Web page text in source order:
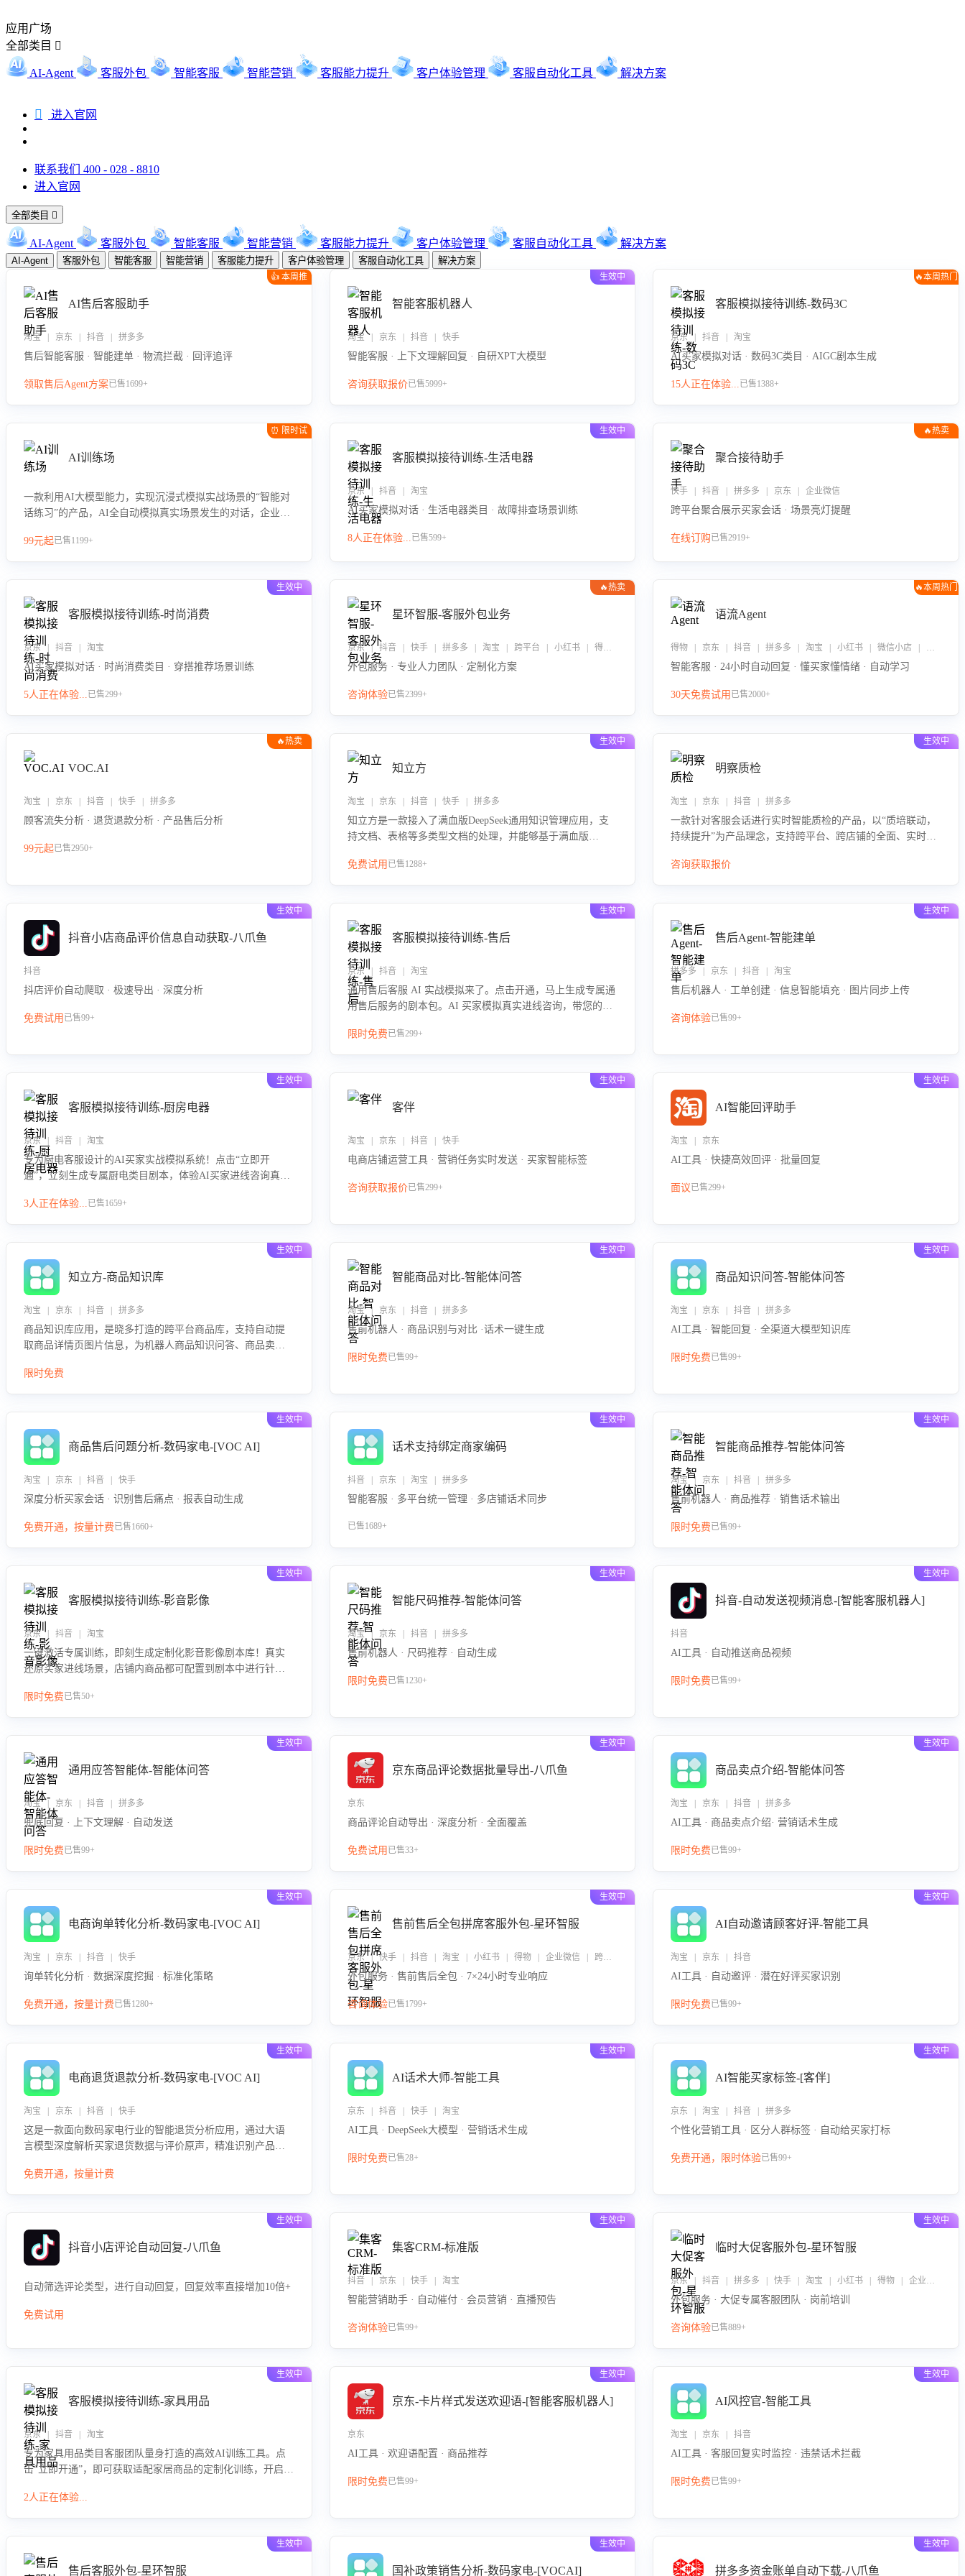
应用广场
全部类目 
AI-Agent 客服外包 智能客服 智能营销 客服能力提升 客户体验管理 客服自动化工具 解决方案
 进入官网
联系我们 400 - 028 - 8810
进入官网
全部类目 
AI-Agent 客服外包 智能客服 智能营销 客服能力提升 客户体验管理 客服自动化工具 解决方案
AI-Agent 客服外包 智能客服 智能营销 客服能力提升 客户体验管理 客服自动化工具 解决方案
👍 本周推
AI售后客服助手
淘宝 | 京东 | 抖音 | 拼多多
售后智能客服 · 智能建单 · 物流拦截 · 回评追评
领取售后Agent方案已售1699+
生效中
智能客服机器人
淘宝 | 京东 | 抖音 | 快手
智能客服 · 上下文理解回复 · 自研XPT大模型
咨询获取报价已售5999+
🔥本周热门
客服模拟接待训练-数码3C
京东 | 抖音 | 淘宝
AI买家模拟对话 · 数码3C类目 · AIGC剧本生成
15人正在体验...已售1388+
⏰ 限时试
AI训练场
一款利用AI大模型能力，实现沉浸式模拟实战场景的“智能对
话练习”的产品，AI全自动模拟真实场景发生的对话，企业可
力。
99元起已售1199+
生效中
客服模拟接待训练-生活电器
京东 | 抖音 | 淘宝
AI买家模拟对话 · 生活电器类目 · 故障排查场景训练
8人正在体验...已售599+
🔥热卖
聚合接待助手
快手 | 抖音 | 拼多多 | 京东 | 企业微信
跨平台聚合展示买家会话 · 场景亮灯提醒
在线订购已售2919+
生效中
客服模拟接待训练-时尚消费
京东 | 抖音 | 淘宝
AI买家模拟对话 · 时尚消费类目 · 穿搭推荐场景训练
5人正在体验...已售299+
🔥热卖
星环智服-客服外包业务
京东 | 抖音 | 快手 | 拼多多 | 淘宝 | 跨平台 | 小红书 | 得物 | 企业微信
外包服务 · 专业人力团队 · 定制化方案
咨询体验已售2399+
🔥本周热门
语流Agent
得物 | 京东 | 抖音 | 拼多多 | 淘宝 | 小红书 | 微信小店 | 快手 | 唯品会
智能客服 · 24小时自动回复 · 懂买家懂情绪 · 自动学习
30天免费试用 已售2000+
🔥热卖
VOC.AI
淘宝 | 京东 | 抖音 | 快手 | 拼多多
顾客流失分析 · 退货退款分析 · 产品售后分析
99元起已售2950+
生效中
知立方
淘宝 | 京东 | 抖音 | 快手 | 拼多多
知立方是一款接入了满血版DeepSeek通用知识管理应用，支
持文档、表格等多类型文档的处理，并能够基于满血版
识支持，帮助用户高效管理和利用知识资源。通过该产品，
免费试用 已售1288+
生效中
明察质检
淘宝 | 京东 | 抖音 | 拼多多
一款针对客服会话进行实时智能质检的产品，以“质培联动，
持续提升”为产品理念，支持跨平台、跨店铺的全面、实时、
团队的销服能力。
咨询获取报价
生效中
抖音小店商品评价信息自动获取-八爪鱼
抖音
抖店评价自动爬取 · 极速导出 · 深度分析
免费试用 已售99+
生效中
客服模拟接待训练-售后
京东 | 抖音 | 淘宝
通用售后客服 AI 实战模拟来了。点击开通，马上生成专属通
用售后服务的剧本包。AI 买家模拟真实进线咨询，带您的客
对要点，轻松提升服务能力。
限时免费已售299+
生效中
售后Agent-智能建单
拼多多 | 京东 | 抖音 | 淘宝
售后机器人 · 工单创建 · 信息智能填充 · 图片同步上传
咨询体验已售99+
生效中
客服模拟接待训练-厨房电器
京东 | 抖音 | 淘宝
专为厨电客服设计的AI买家实战模拟系统！点击“立即开
通”，立刻生成专属厨电类目剧本，体验AI买家进线咨询真实
景应对技巧！
3人正在体验...已售1659+
生效中
客伴
淘宝 | 京东 | 抖音 | 快手
电商店铺运营工具 · 营销任务实时发送 · 买家智能标签
咨询获取报价已售299+
生效中
AI智能回评助手
淘宝 | 京东
AI工具 · 快捷高效回评 · 批量回复
面议已售299+
生效中
知立方-商品知识库
淘宝 | 京东 | 抖音 | 拼多多
商品知识库应用，是晓多打造的跨平台商品库，支持自动提
取商品详情页图片信息，为机器人商品知识问答、商品卖点
限时免费
生效中
智能商品对比-智能体问答
淘宝 | 京东 | 抖音 | 拼多多
售前机器人 · 商品识别与对比 ·话术一键生成
限时免费已售99+
生效中
商品知识问答-智能体问答
淘宝 | 京东 | 抖音 | 拼多多
AI工具 · 智能回复 · 全渠道大模型知识库
限时免费已售99+
生效中
商品售后问题分析-数码家电-[VOC AI]
淘宝 | 京东 | 抖音 | 快手
深度分析买家会话 · 识别售后痛点 · 报表自动生成
免费开通，按量计费已售1660+
生效中
话术支持绑定商家编码
抖音 | 京东 | 淘宝 | 拼多多
智能客服 · 多平台统一管理 · 多店铺话术同步
已售1689+
生效中
智能商品推荐-智能体问答
淘宝 | 京东 | 抖音 | 拼多多
售前机器人 · 商品推荐 · 销售话术输出
限时免费已售99+
生效中
客服模拟接待训练-影音影像
京东 | 抖音 | 淘宝
一键激活专属训练，即刻生成定制化影音影像剧本库！真实
还原买家进线场景，店铺内商品都可配置到剧本中进行针对
击 “立即开通”，快速获取影音影像类目剧本，一键开启客服
限时免费已售50+
生效中
智能尺码推荐-智能体问答
淘宝 | 京东 | 抖音 | 拼多多
售前机器人 · 尺码推荐 · 自动生成
限时免费已售1230+
生效中
抖音-自动发送视频消息-[智能客服机器人]
抖音
AI工具 · 自动推送商品视频
限时免费已售99+
生效中
通用应答智能体-智能体问答
淘宝 | 京东 | 抖音 | 拼多多
兜底回复 · 上下文理解 · 自动发送
限时免费已售99+
生效中
京东商品评论数据批量导出-八爪鱼
京东
商品评论自动导出 · 深度分析 · 全面覆盖
免费试用 已售33+
生效中
商品卖点介绍-智能体问答
淘宝 | 京东 | 抖音 | 拼多多
AI工具 · 商品卖点介绍· 营销话术生成
限时免费已售99+
生效中
电商询单转化分析-数码家电-[VOC AI]
淘宝 | 京东 | 抖音 | 快手
询单转化分析 · 数据深度挖掘 · 标准化策略
免费开通，按量计费已售1280+
生效中
售前售后全包拼席客服外包-星环智服
京东 | 快手 | 抖音 | 淘宝 | 小红书 | 得物 | 企业微信 | 跨平台
外包服务 · 售前售后全包 · 7×24小时专业响应
咨询体验已售1799+
生效中
AI自动邀请顾客好评-智能工具
淘宝 | 京东 | 抖音
AI工具 · 自动邀评 · 潜在好评买家识别
限时免费已售99+
生效中
电商退货退款分析-数码家电-[VOC AI]
淘宝 | 京东 | 抖音 | 快手
这是一款面向数码家电行业的智能退货分析应用，通过大语
言模型深度解析买家退货数据与评价原声，精准识别产品质
改进建议，通过挖掘用户痛点驱动产品迭代，从根本上降低
免费开通，按量计费
生效中
AI话术大师-智能工具
京东 | 抖音 | 快手 | 淘宝
AI工具 · DeepSeek大模型 · 营销话术生成
限时免费已售28+
生效中
AI智能买家标签-[客伴]
京东 | 淘宝 | 抖音 | 拼多多
个性化营销工具 · 区分人群标签 · 自动给买家打标
免费开通，限时体验已售99+
生效中
抖音小店评论自动回复-八爪鱼
自动筛选评论类型，进行自动回复，回复效率直接增加10倍+
免费试用
生效中
集客CRM-标准版
抖音 | 京东 | 快手 | 淘宝
智能营销助手 · 自动催付 · 会员营销 · 直播预告
咨询体验已售99+
生效中
临时大促客服外包-星环智服
京东 | 抖音 | 拼多多 | 快手 | 淘宝 | 小红书 | 得物 | 企业微信
外包服务 · 大促专属客服团队 · 岗前培训
咨询体验已售889+
生效中
客服模拟接待训练-家具用品
京东 | 抖音 | 淘宝
专为家具用品类目客服团队量身打造的高效AI训练工具。点
击“立即开通”，即可获取适配家居商品的定制化训练，开启模
尺寸参数咨询等高频场景下的专业应对能力。
2人正在体验...
生效中
京东-卡片样式发送欢迎语-[智能客服机器人]
京东
AI工具 · 欢迎语配置 · 商品推荐
限时免费已售99+
生效中
AI风控官-智能工具
淘宝 | 京东 | 抖音
AI工具 · 客服回复实时监控 · 违禁话术拦截
限时免费已售99+
生效中
售后客服外包-星环智服
生效中
国补政策销售分析-数码家电-[VOCAI]
生效中
拼多多资金账单自动下载-八爪鱼